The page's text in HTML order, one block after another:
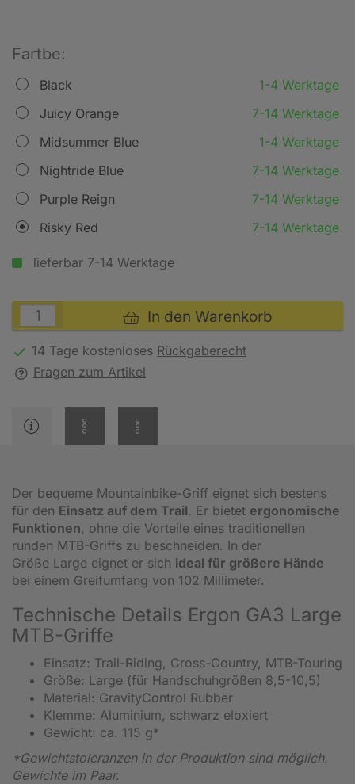
Fartbe:
Black
1-4 Werktage
Juicy Orange
7-14 Werktage
Midsummer Blue
1-4 Werktage
Nightride Blue
7-14 Werktage
Purple Reign
7-14 Werktage
Risky Red
7-14 Werktage
lieferbar 7-14 Werktage
In den Warenkorb
14 Tage kostenloses Rückgaberecht
Fragen zum Artikel
Der bequeme Mountainbike-Griff eignet sich bestens
für den Einsatz auf dem Trail. Er bietet ergonomische
Funktionen, ohne die Vorteile eines traditionellen
runden MTB-Griffs zu beschneiden. In der
Größe Large eignet er sich ideal für größere Hände
bei einem Greifumfang von 102 Millimeter.
Technische Details Ergon GA3 Large
MTB-Griffe
Einsatz: Trail-Riding, Cross-Country, MTB-Touring
Größe: Large (für Handschuhgrößen 8,5-10,5)
Material: GravityControl Rubber
Klemme: Aluminium, schwarz eloxiert
Gewicht: ca. 115 g*
*Gewichtstoleranzen in der Produktion sind möglich.
Gewichte im Paar.